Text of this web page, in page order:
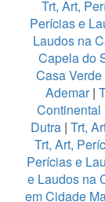
Trt, Art,
Perícias e
Laudos na
Capela do
Casa Verde
Ademar|
Continental
Dutra | Trt,
Trt, Art,
Perícias e
e Laudos na
em Cidade